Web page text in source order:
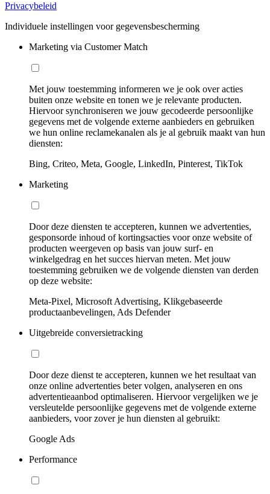
Privacybeleid
Individuele instellingen voor gegevensbescherming
Marketing via Customer Match
Met jouw toestemming informeren we je ook over acties
buiten onze website en tonen we je relevante producten.
Hiervoor synchroniseren we jouw gecodeerde persoonlijke
gegevens met de volgende externe aanbieders en gebruiken
we hun online reclamekanalen als je al gebruik maakt van hun
diensten:
Bing, Criteo, Meta, Google, LinkedIn, Pinterest, TikTok
Marketing
Door deze diensten te accepteren, kunnen we advertenties,
gesponsorde inhoud of kortingsacties voor onze website of
producten weergeven op basis van jouw surf- en
winkelgedrag en het succes hiervan meten. Met jouw
toestemming gebruiken we de volgende diensten van derden
op deze website:
Meta-Pixel, Microsoft Advertising, Klikgebaseerde
productaanbevelingen, Ads Defender
Uitgebreide conversietracking
Door deze dienst te accepteren, kunnen we het resultaat van
onze online advertenties beter volgen, analyseren en ons
advertentieaanbod optimaliseren. Hiervoor vergelijken we je
versleutelde persoonlijke gegevens met de volgende externe
aanbieders, voor zover je hun diensten al gebruikt:
Google Ads
Performance